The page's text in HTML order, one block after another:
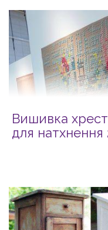
Вишивка
для натхнення